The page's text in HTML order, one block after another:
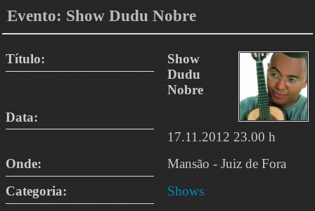
Evento: Show Dudu Nobre
Título:
Show
Dudu
Nobre
Data:
17.11.2012 23.00 h
Onde:
Mansão - Juiz de Fora
Categoria:
Shows